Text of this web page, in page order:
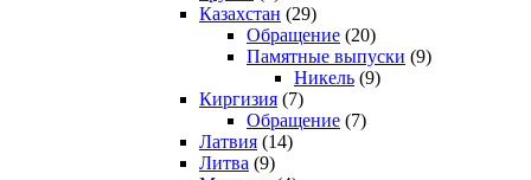
Казахстан (29)
Обращение (20)
Памятные выпуски (9)
Никель (9)
Киргизия (7)
Обращение (7)
Латвия (14)
Литва (9)